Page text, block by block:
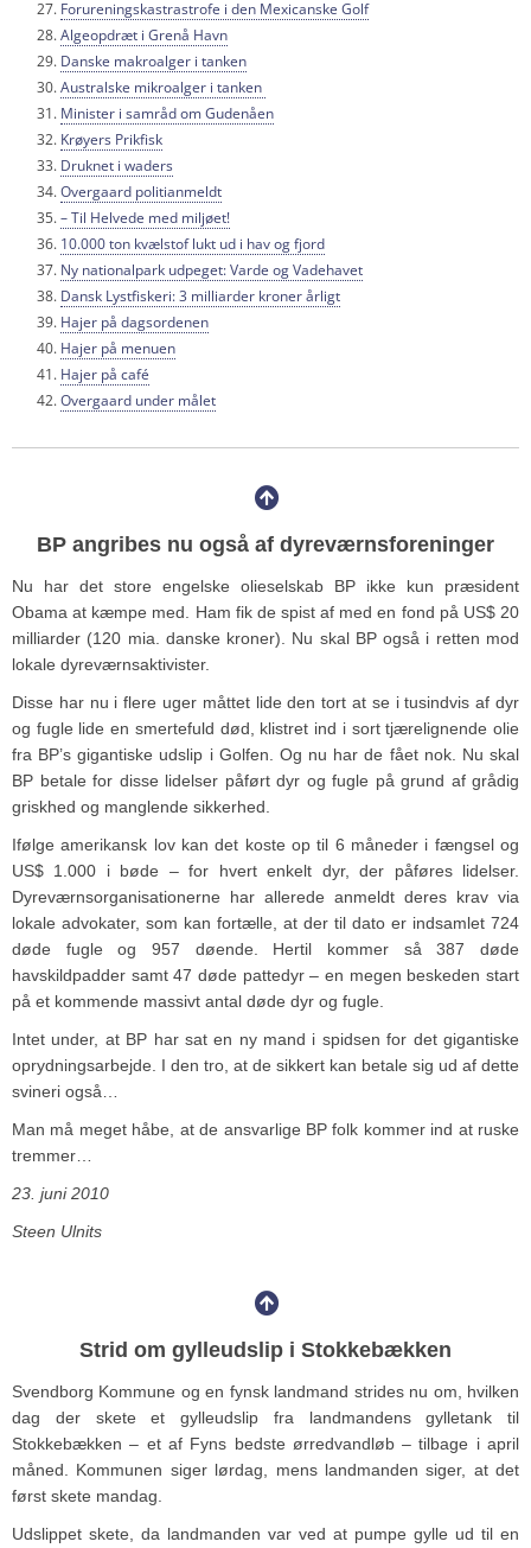
Forureningskastrastrofe i den Mexicanske Golf
Algeopdræt i Grenå Havn
Danske makroalger i tanken
Australske mikroalger i tanken
Minister i samråd om Gudenåen
Krøyers Prikfisk
Druknet i waders
Overgaard politianmeldt
– Til Helvede med miljøet!
10.000 ton kvælstof lukt ud i hav og fjord
Ny nationalpark udpeget: Varde og Vadehavet
Dansk Lystfiskeri: 3 milliarder kroner årligt
Hajer på dagsordenen
Hajer på menuen
Hajer på café
Overgaard under målet
BP angribes nu også af dyreværnsforeninger
Nu har det store engelske olieselskab BP ikke kun præsident
Obama at kæmpe med. Ham fik de spist af med en fond på US$ 20
milliarder (120 mia. danske kroner). Nu skal BP også i retten mod
lokale dyreværnsaktivister.
Disse har nu i flere uger måttet lide den tort at se i tusindvis af dyr
og fugle lide en smertefuld død, klistret ind i sort tjærelignende olie
fra BP’s gigantiske udslip i Golfen. Og nu har de fået nok. Nu skal
BP betale for disse lidelser påført dyr og fugle på grund af grådig
griskhed og manglende sikkerhed.
Ifølge amerikansk lov kan det koste op til 6 måneder i fængsel og
US$ 1.000 i bøde – for hvert enkelt dyr, der påføres lidelser.
Dyreværnsorganisationerne har allerede anmeldt deres krav via
lokale advokater, som kan fortælle, at der til dato er indsamlet 724
døde fugle og 957 døende. Hertil kommer så 387 døde
havskildpadder samt 47 døde pattedyr – en megen beskeden start
på et kommende massivt antal døde dyr og fugle.
Intet under, at BP har sat en ny mand i spidsen for det gigantiske
oprydningsarbejde. I den tro, at de sikkert kan betale sig ud af dette
svineri også…
Man må meget håbe, at de ansvarlige BP folk kommer ind at ruske
tremmer…
23. juni 2010
Steen Ulnits
Strid om gylleudslip i Stokkebækken
Svendborg Kommune og en fynsk landmand strides nu om, hvilken
dag der skete et gylleudslip fra landmandens gylletank til
Stokkebækken – et af Fyns bedste ørredvandløb – tilbage i april
måned. Kommunen siger lørdag, mens landmanden siger, at det
først skete mandag.
Udslippet skete, da landmanden var ved at pumpe gylle ud til en